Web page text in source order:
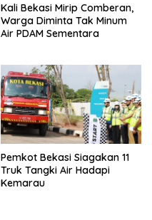
Kali Bekasi Mirip Comberan,
Warga Diminta Tak Minum
Air PDAM Sementara
Pemkot Bekasi Siagakan 11
Truk Tangki Air Hadapi
Kemarau